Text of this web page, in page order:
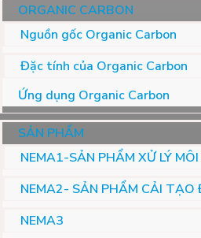
ORGANIC CARBON
Nguồn gốc Organic Carbon
Đặc tính của Organic Carbon
Ứng dụng Organic Carbon
SẢN PHẨM
NEMA1-SẢN PHẨM XỬ LÝ
NEMA2- SẢN PHẨM CẢI
NEMA3